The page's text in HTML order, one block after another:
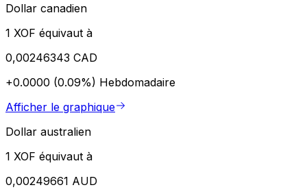
Dollar canadien
1 XOF équivaut à
0,00246343 CAD
+0.0000 (0.09%) Hebdomadaire
Afficher le graphique
Dollar australien
1 XOF équivaut à
0,00249661 AUD